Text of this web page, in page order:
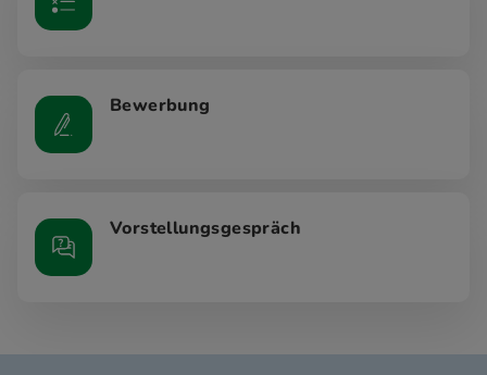
Bewerbung
Vorstellungsgespräch